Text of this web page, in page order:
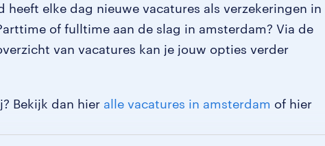
heeft elke dag nieuwe vacatures als verzekeringen in
of fulltime aan de slag in amsterdam? Via de
van vacatures kan je jouw opties verder
Bekijk dan hier alle vacatures in amsterdam of hier